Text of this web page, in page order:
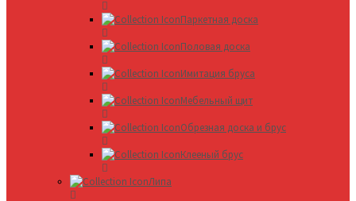
Паркетная доска
Половая доска
Имитация бруса
Мебельный щит
Обрезная доска и брус
Клееный брус
Липа